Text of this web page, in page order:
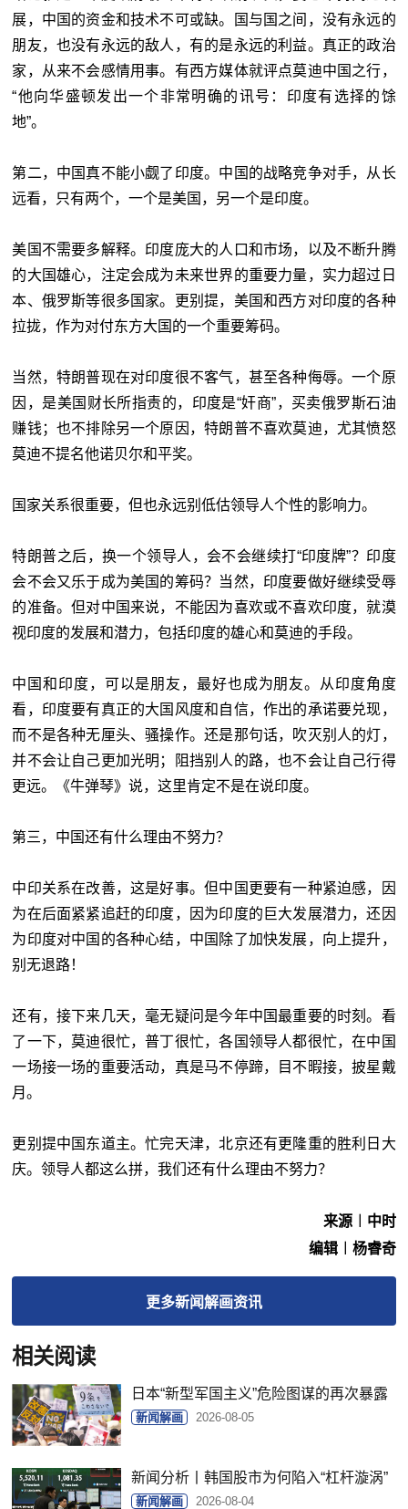
展，中国的资金和技术不可或缺。国与国之间，没有永远的
朋友，也没有永远的敌人，有的是永远的利益。真正的政治
家，从来不会感情用事。有西方媒体就评点莫迪中国之行，
“他向华盛顿发出一个非常明确的讯号：印度有选择的馀
地”。
第二，中国真不能小觑了印度。中国的战略竞争对手，从长
远看，只有两个，一个是美国，另一个是印度。
美国不需要多解释。印度庞大的人口和市场，以及不断升腾
的大国雄心，注定会成为未来世界的重要力量，实力超过日
本、俄罗斯等很多国家。更别提，美国和西方对印度的各种
拉拢，作为对付东方大国的一个重要筹码。
当然，特朗普现在对印度很不客气，甚至各种侮辱。一个原
因，是美国财长所指责的，印度是“奸商”，买卖俄罗斯石油
赚钱；也不排除另一个原因，特朗普不喜欢莫迪，尤其愤怒
莫迪不提名他诺贝尔和平奖。
国家关系很重要，但也永远别低估领导人个性的影响力。
特朗普之后，换一个领导人，会不会继续打“印度牌”？印度
会不会又乐于成为美国的筹码？当然，印度要做好继续受辱
的准备。但对中国来说，不能因为喜欢或不喜欢印度，就漠
视印度的发展和潜力，包括印度的雄心和莫迪的手段。
中国和印度，可以是朋友，最好也成为朋友。从印度角度
看，印度要有真正的大国风度和自信，作出的承诺要兑现，
而不是各种无厘头、骚操作。还是那句话，吹灭别人的灯，
并不会让自己更加光明；阻挡别人的路，也不会让自己行得
更远。《牛弹琴》说，这里肯定不是在说印度。
第三，中国还有什么理由不努力？
中印关系在改善，这是好事。但中国更要有一种紧迫感，因
为在后面紧紧追赶的印度，因为印度的巨大发展潜力，还因
为印度对中国的各种心结，中国除了加快发展，向上提升，
别无退路！
还有，接下来几天，毫无疑问是今年中国最重要的时刻。看
了一下，莫迪很忙，普丁很忙，各国领导人都很忙，在中国
一场接一场的重要活动，真是马不停蹄，目不暇接，披星戴
月。
更别提中国东道主。忙完天津，北京还有更隆重的胜利日大
庆。领导人都这么拼，我们还有什么理由不努力？
来源︱中时
编辑︱杨睿奇
更多新闻解画资讯
相关阅读
日本“新型军国主义”危险图谋的再次暴露
新闻解画 2026-08-05
新闻分析丨韩国股市为何陷入“杠杆漩涡”
新闻解画 2026-08-04